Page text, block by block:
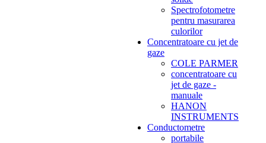
Spectrofotometre
pentru masurarea
culorilor
Concentratoare cu jet de
gaze
COLE PARMER
concentratoare cu
jet de gaze -
manuale
HANON
INSTRUMENTS
Conductometre
portabile